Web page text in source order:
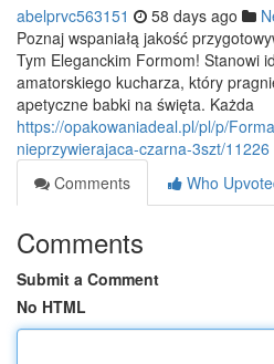
abelprvc563151 58 days ago
Poznaj wspaniałą jakość
Tym Eleganckim Formom! Stanowi
amatorskiego kucharza, który
apetyczne babki na święta. Każda
https://opakowaniadeal.pl/pl/p/
nieprzywierajaca-czarna-3szt/11226
Comments
Who
Comments
Submit a Comment
No HTML